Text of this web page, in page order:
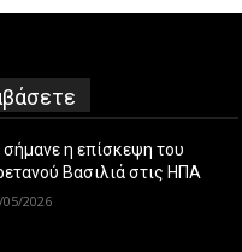
σήμανε η επίσκεψη του
Βασιλιά στις ΗΠΑ
05/2026